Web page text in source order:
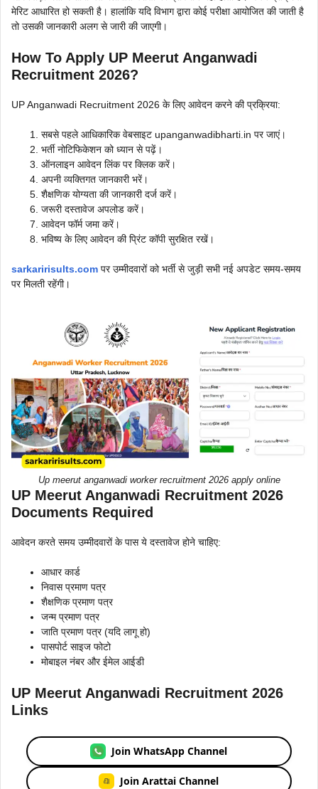
मेरिट आधारित हो सकती है। हालांकि यदि विभाग द्वारा कोई परीक्षा आयोजित की जाती है
तो उसकी जानकारी अलग से जारी की जाएगी।
How To Apply UP Meerut Anganwadi
Recruitment 2026?
UP Anganwadi Recruitment 2026 के लिए आवेदन करने की प्रक्रिया:
सबसे पहले आधिकारिक वेबसाइट upanganwadibharti.in पर जाएं।
भर्ती नोटिफिकेशन को ध्यान से पढ़ें।
ऑनलाइन आवेदन लिंक पर क्लिक करें।
अपनी व्यक्तिगत जानकारी भरें।
शैक्षणिक योग्यता की जानकारी दर्ज करें।
जरूरी दस्तावेज अपलोड करें।
आवेदन फॉर्म जमा करें।
भविष्य के लिए आवेदन की प्रिंट कॉपी सुरक्षित रखें।
sarkaririsults.com पर उम्मीदवारों को भर्ती से जुड़ी सभी नई अपडेट समय-समय
पर मिलती रहेंगी।
Up meerut anganwadi worker recruitment 2026 apply online
UP Meerut Anganwadi Recruitment 2026
Documents Required
आवेदन करते समय उम्मीदवारों के पास ये दस्तावेज होने चाहिए:
आधार कार्ड
निवास प्रमाण पत्र
शैक्षणिक प्रमाण पत्र
जन्म प्रमाण पत्र
जाति प्रमाण पत्र (यदि लागू हो)
पासपोर्ट साइज फोटो
मोबाइल नंबर और ईमेल आईडी
UP Meerut Anganwadi Recruitment 2026
Links
Join WhatsApp Channel
Join Arattai Channel